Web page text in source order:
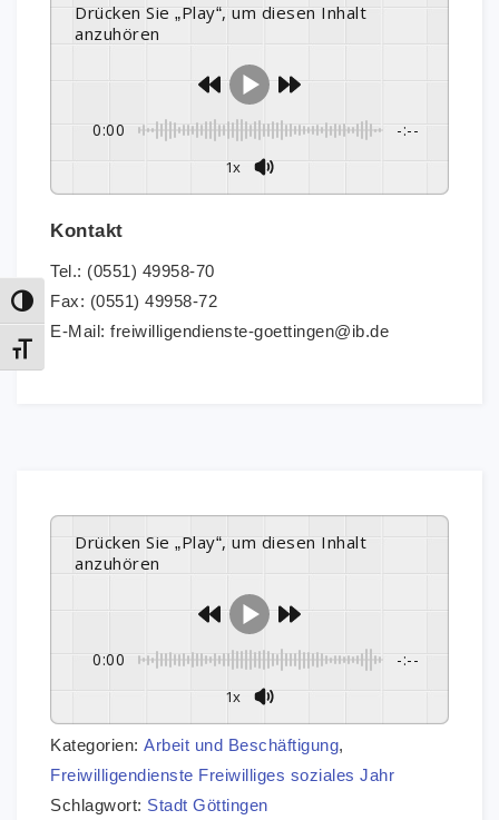
Umschalten auf hohe Kontraste
Schrift vergrößern
Drücken Sie „Play“, um diesen Inhalt
anzuhören
0:00 -:--
1x
Kategorien: Arbeit und Beschäftigung,
Freiwilligendienste Freiwilliges soziales Jahr
Schlagwort: Stadt Göttingen
Drücken Sie „Play“, um diesen Inhalt
anzuhören
0:00 -:--
1x
Kontakt
Tel.: (0551) 49958-70
Fax: (0551) 49958-72
E-Mail: freiwilligendienste-goettingen@ib.de